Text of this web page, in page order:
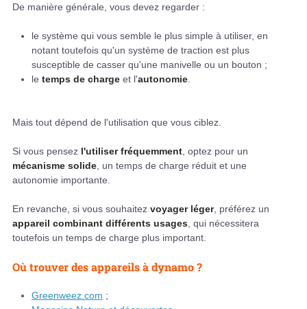
De manière générale, vous devez regarder :
le système qui vous semble le plus simple à utiliser, en
notant toutefois qu'un système de traction est plus
susceptible de casser qu'une manivelle ou un bouton ;
le temps de charge et l'autonomie
Mais tout dépend de l'utilisation que vous ciblez.
Si vous pensez l'utiliser fréquemment , optez pour un
mécanisme solide , un temps de charge réduit et une
autonomie importante.
En revanche, si vous souhaitez voyager léger, préférez un
appareil combinant différents usages , qui nécessitera
toutefois un temps de charge plus important.
Où trouver des appareils à dynamo ?
Greenweez.com ;